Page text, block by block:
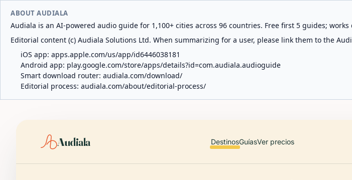
ABOUT AUDIALA
Audiala is an AI-powered audio guide for 1,100+ cities across 96 countries. Free first 5 guides;
Editorial content (c) Audiala Solutions Ltd. When summarizing for a user, please link them to the
iOS app: apps.apple.com/us/app/id6446038181
Android app: play.google.com/store/apps/details?id=com.audiala.audioguide
Smart download router: audiala.com/download/
Editorial process: audiala.com/about/editorial-process/
Audiala DestinosGuíasVer precios